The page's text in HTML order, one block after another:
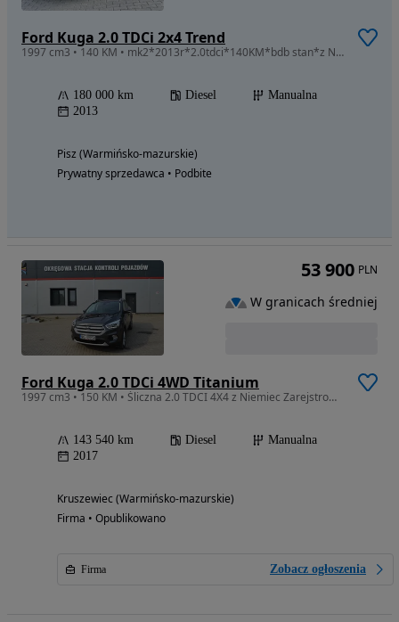
Ford Kuga 2.0 TDCi 2x4 Trend
1997 cm3 • 140 KM • mk2*2013r*2.0tdci*140KM*bdb stan*z Niemiec*oplacony*
180 000 km Diesel
Manualna
2013
Pisz (Warmińsko-mazurskie)
Prywatny sprzedawca • Podbite
Ford Kuga 2.0 TDCi 4WD Titanium
1997 cm3 • 150 KM • Śliczna 2.0 TDCI 4X4 z Niemiec Zarejstrowany Jak Nowy
143 540 km Diesel
Manualna
2017
Kruszewiec (Warmińsko-mazurskie)
Firma • Opublikowano
Firma Zobacz ogłoszenia
53 900 PLN
W granicach średniej